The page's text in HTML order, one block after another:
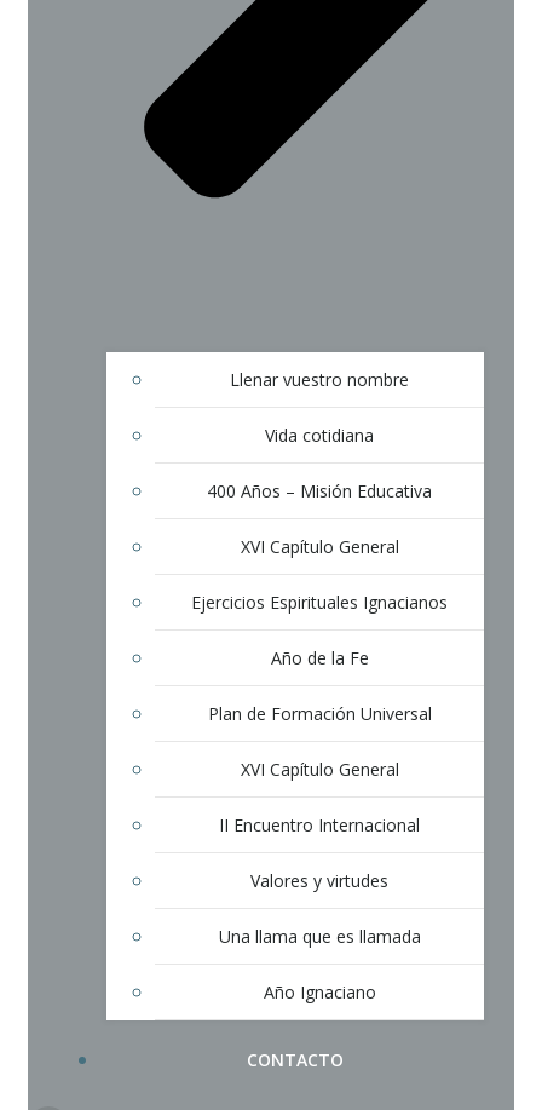
Llenar vuestro nombre
Vida cotidiana
400 Años – Misión Educativa
XVI Capítulo General
Ejercicios Espirituales Ignacianos
Año de la Fe
Plan de Formación Universal
XVI Capítulo General
II Encuentro Internacional
Valores y virtudes
Una llama que es llamada
Año Ignaciano
CONTACTO